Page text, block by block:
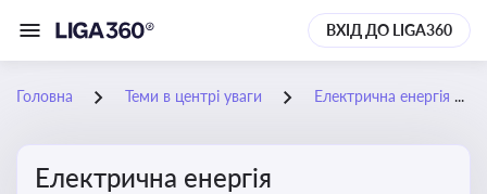
ВХІД ДО LIGA360
Головна Теми в центрі уваги Електрична енергія
Електрична енергія